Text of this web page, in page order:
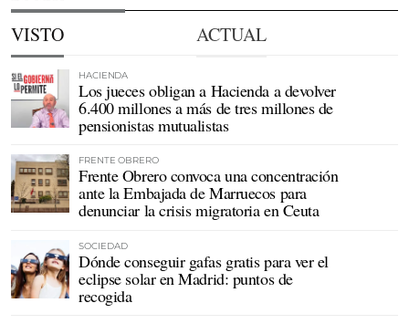
VISTO ACTUAL
HACIENDA
Los jueces obligan a Hacienda a devolver
6.400 millones a más de tres millones de
pensionistas mutualistas
FRENTE OBRERO
Frente Obrero convoca una concentración
ante la Embajada de Marruecos para
denunciar la crisis migratoria en Ceuta
SOCIEDAD
Dónde conseguir gafas gratis para ver el
eclipse solar en Madrid: puntos de
recogida